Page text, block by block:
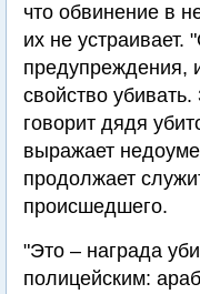
что обвинение в
их не
предупреждения,
свойство
говорит дядя
выражает
продолжает
происшедшего.
"Это – награда
полицейским: